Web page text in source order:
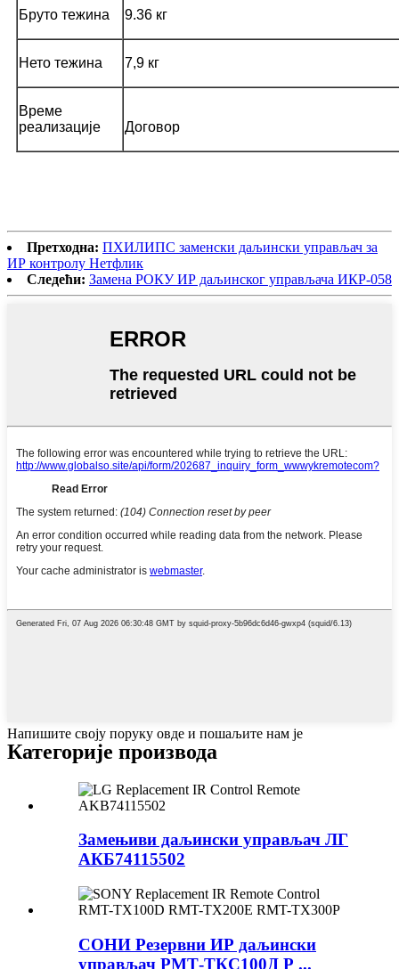
Бруто тежина 9.36 кг
Нето тежина 7,9 кг
Време
реализације
Договор
Претходна: ПХИЛИПС заменски даљински управљач за
ИР контролу Нетфлик
Следећи: Замена РОКУ ИР даљинског управљача ИКР-058
Напишите своју поруку овде и пошаљите нам је
Категорије производа
Замењиви даљински управљач ЛГ
АКБ74115502
СОНИ Резервни ИР даљински
управљач РМТ-ТКС100Д Р ...